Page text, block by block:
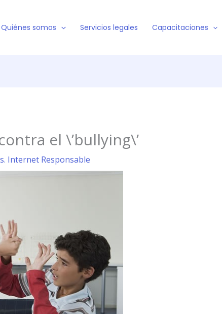
Quiénes somos Servicios legales Capacitaciones
el \’bullying\’
Internet Responsable